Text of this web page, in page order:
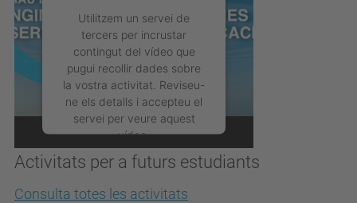
Utilitzem un servei de
tercers per incrustar
contingut del vídeo que
pugui recollir dades sobre
la vostra activitat. Reviseu-
ne els detalls i accepteu el
servei per veure aquest
vídeo.
Activitats per a futurs estudiants
Consulta totes les activitats